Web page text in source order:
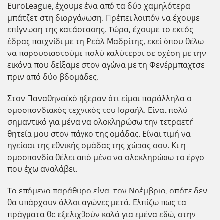
EuroLeague, έχουμε ένα από τα δύο χαμηλότερα
μπάτζετ στη διοργάνωση. Πρέπει λοιπόν να έχουμε
επίγνωση της κατάστασης. Τώρα, έχουμε το εκτός
έδρας παιχνίδι με τη Ρεάλ Μαδρίτης, εκεί όπου θέλω
να παρουσιαστούμε πολύ καλύτεροι σε σχέση με την
εικόνα που δείξαμε στον αγώνα με τη Φενέρμπαχτσε
πριν από δύο βδομάδες.
Στον Παναθηναϊκό ήξεραν ότι είμαι παράλληλα ο
ομοσπονδιακός τεχνικός του Ισραήλ. Είναι πολύ
σημαντικό για μένα να ολοκληρώσω την τετραετή
θητεία μου στον πάγκο της ομάδας. Είναι τιμή να
ηγείσαι της εθνικής ομάδας της χώρας σου. Κι η
ομοσπονδία θέλει από μένα να ολοκληρώσω το έργο
που έχω αναλάβει.
Το επόμενο παράθυρο είναι τον Νοέμβριο, οπότε δεν
θα υπάρχουν άλλοι αγώνες μετά. Ελπίζω πως τα
πράγματα θα εξελιχθούν καλά για εμένα εδώ, στην